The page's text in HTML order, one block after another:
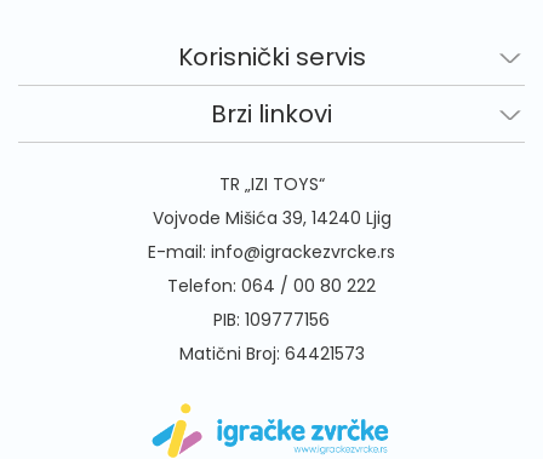
Korisnički servis
Brzi linkovi
TR „IZI TOYS“
Vojvode Mišića 39, 14240 Ljig
E-mail: info@igrackezvrcke.rs
Telefon: 064 / 00 80 222
PIB: 109777156
Matični Broj: 64421573